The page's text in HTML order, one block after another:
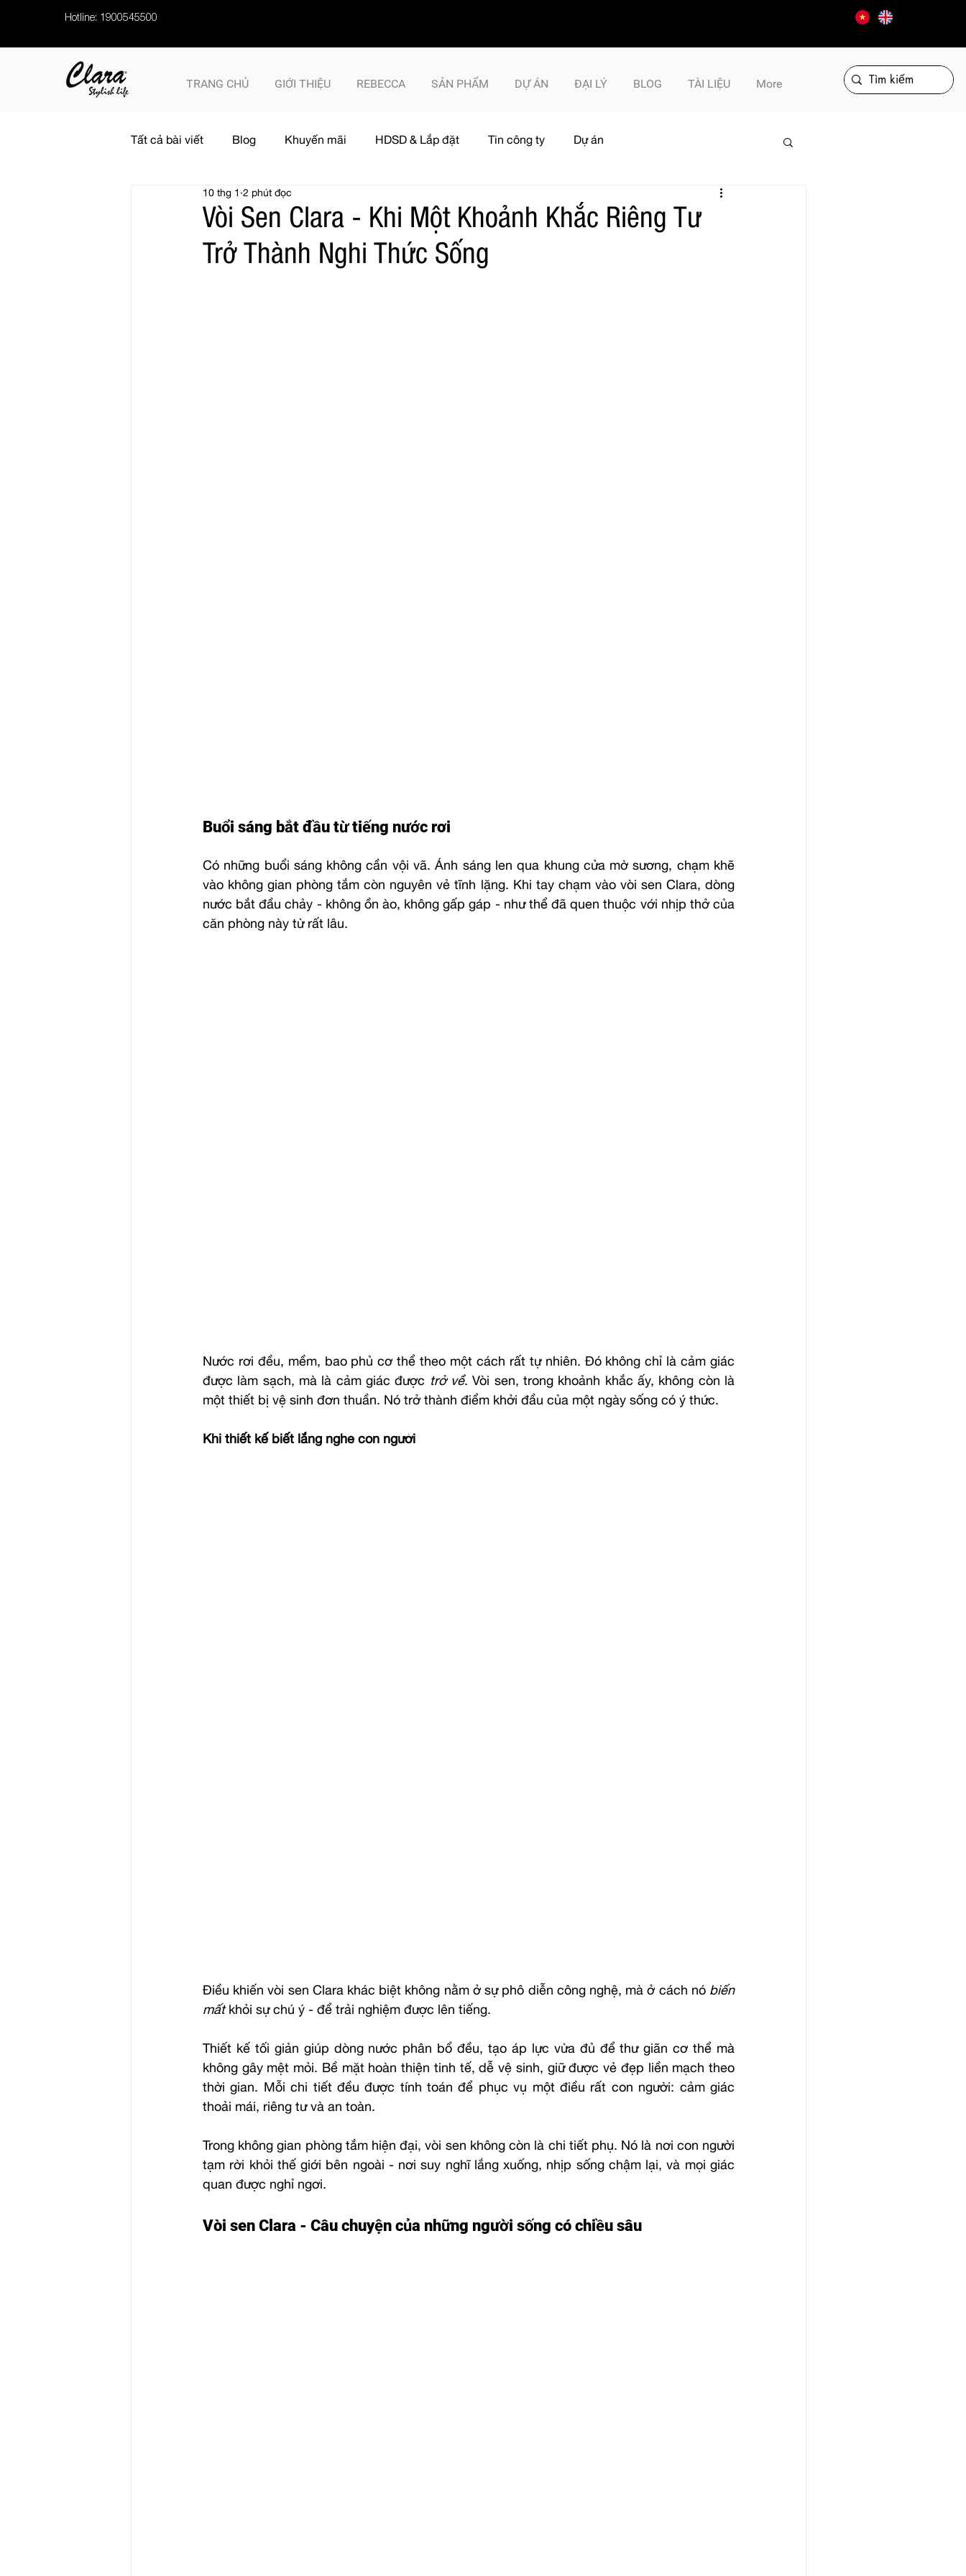
Hotline: 1900545500
TRANG CHỦ GIỚI THIỆU REBECCA SẢN PHẨM DỰ ÁN ĐẠI LÝ BLOG TÀI LIỆU More
Tất cả bài viết Blog Khuyến mãi HDSD & Lắp đặt Tin công ty Dự án
Vòi Sen Clara - Khi Một Khoảnh Khắc Riêng Tư
Trở Thành Nghi Thức Sống
10 thg 1 2 phút đọc
Buổi sáng bắt đầu từ tiếng nước rơi
Có những buổi sáng không cần vội vã. Ánh sáng len qua khung cửa mờ sương, chạm khẽ
vào không gian phòng tắm còn nguyên vẻ tĩnh lặng. Khi tay chạm vào vòi sen Clara, dòng
nước bắt đầu chảy - không ồn ào, không gấp gáp - như thể đã quen thuộc với nhịp thở của
căn phòng này từ rất lâu.
Nước rơi đều, mềm, bao phủ cơ thể theo một cách rất tự nhiên. Đó không chỉ là cảm giác
được làm sạch, mà là cảm giác được trở về. Vòi sen, trong khoảnh khắc ấy, không còn là
một thiết bị vệ sinh đơn thuần. Nó trở thành điểm khởi đầu của một ngày sống có ý thức.
Khi thiết kế biết lắng nghe con người
Điều khiến vòi sen Clara khác biệt không nằm ở sự phô diễn công nghệ, mà ở cách nó biến
mất khỏi sự chú ý - để trải nghiệm được lên tiếng.
Thiết kế tối giản giúp dòng nước phân bổ đều, tạo áp lực vừa đủ để thư giãn cơ thể mà
không gây mệt mỏi. Bề mặt hoàn thiện tinh tế, dễ vệ sinh, giữ được vẻ đẹp liền mạch theo
thời gian. Mỗi chi tiết đều được tính toán để phục vụ một điều rất con người: cảm giác
thoải mái, riêng tư và an toàn.
Trong không gian phòng tắm hiện đại, vòi sen không còn là chi tiết phụ. Nó là nơi con người
tạm rời khỏi thế giới bên ngoài - nơi suy nghĩ lắng xuống, nhịp sống chậm lại, và mọi giác
quan được nghỉ ngơi.
Vòi sen Clara - Câu chuyện của những người sống có chiều sâu